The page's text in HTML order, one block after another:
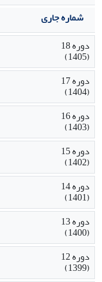
شماره جاری
دوره 18
(1405)
دوره 17
(1404)
دوره 16
(1403)
دوره 15
(1402)
دوره 14
(1401)
دوره 13
(1400)
دوره 12
(1399)